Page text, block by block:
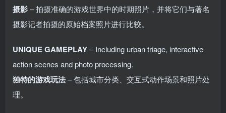
摄影– 拍摄准确的游戏世界中的时期照片，并将它们与著名
摄影记者拍摄的原始档案照片进行比较。
UNIQUE GAMEPLAY– Including urban triage, interactive
action scenes and photo processing.
独特的游戏玩法– 包括城市分类、交互式动作场景和照片处
理。